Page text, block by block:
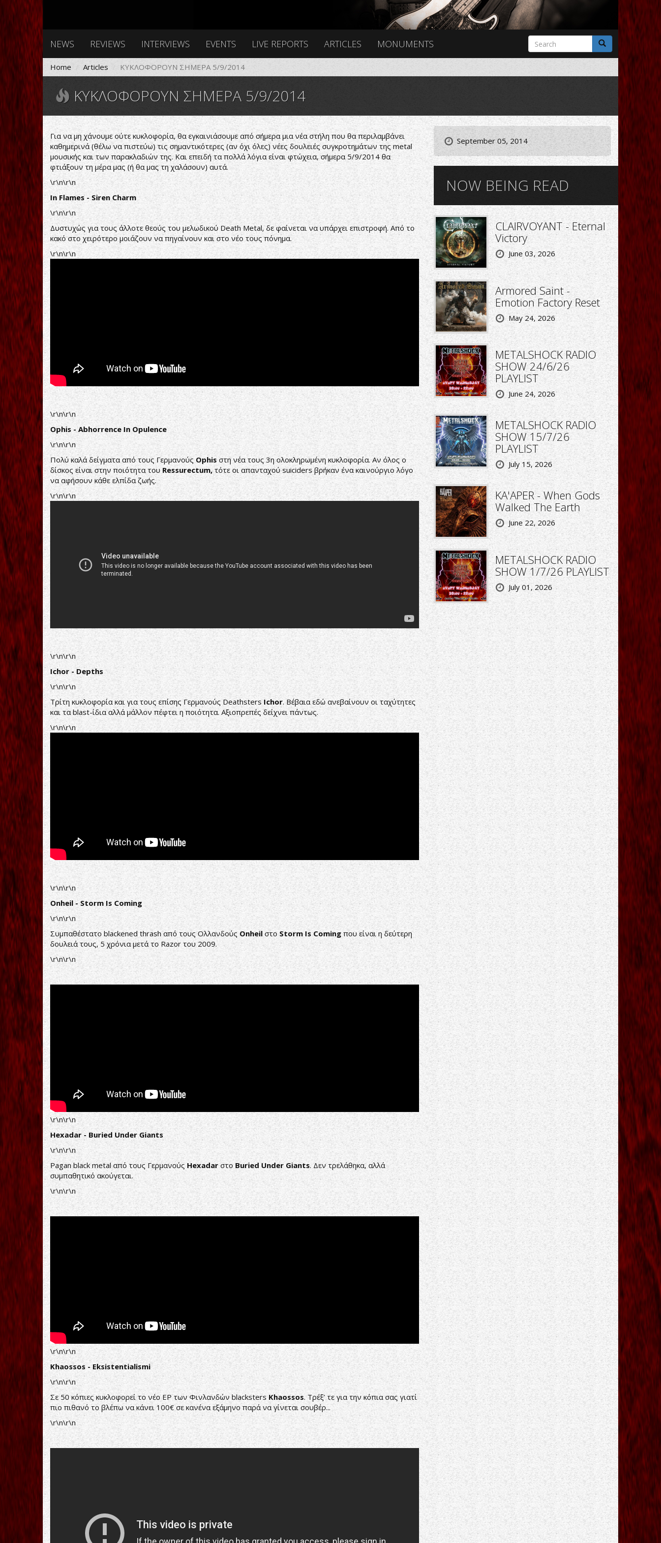
NEWS REVIEWS INTERVIEWS EVENTS LIVE REPORTS ARTICLES MONUMENTS
Search
form
Search
Home Articles ΚΥΚΛΟΦΟΡΟΥΝ ΣΗΜΕΡΑ 5/9/2014
ΚΥΚΛΟΦΟΡΟΥΝ ΣΗΜΕΡΑ 5/9/2014
Για να μη χάνουμε ούτε κυκλοφορία, θα εγκαινιάσουμε από σήμερα μια νέα στήλη που θα περιλαμβάνει
καθημερινά (θέλω να πιστεύω) τις σημαντικότερες (αν όχι όλες) νέες δουλειές συγκροτημάτων της metal
μουσικής και των παρακλαδιών της. Και επειδή τα πολλά λόγια είναι φτώχεια, σήμερα 5/9/2014 θα
φτιάξουν τη μέρα μας (ή θα μας τη χαλάσουν) αυτά.
\r\n\r\n
In Flames - Siren Charm
\r\n\r\n
Δυστυχώς για τους άλλοτε θεούς του μελωδικού Death Metal, δε φαίνεται να υπάρχει επιστροφή. Από το
κακό στο χειρότερο μοιάζουν να πηγαίνουν και στο νέο τους πόνημα.
\r\n\r\n
\r\n\r\n
Ophis - Abhorrence In Opulence
\r\n\r\n
Πολύ καλά δείγματα από τους ΓερμανούςOphis στη νέα τους 3η ολοκληρωμένη κυκλοφορία. Αν όλος ο
δίσκος είναι στην ποιότητα του Ressurectum,τότε οι απανταχού suiciders βρήκαν ένα καινούργιο λόγο
να αφήσουν κάθε ελπίδα ζωής.
\r\n\r\n
\r\n\r\n
Ichor - Depths
\r\n\r\n
Τρίτη κυκλοφορία και για τους επίσης Γερμανούς DeathstersIchor. Βέβαια εδώ ανεβαίνουν οι ταχύτητες
και τα blast-ίδια αλλά μάλλον πέφτει η ποιότητα. Αξιοπρεπές δείχνει πάντως.
\r\n\r\n
\r\n\r\n
Onheil - Storm Is Coming
\r\n\r\n
Συμπαθέστατο blackened thrash από τους ΟλλανδούςOnheil στοStorm Is Coming που είναι η δεύτερη
δουλειά τους, 5 χρόνια μετά το Razor του 2009.
\r\n\r\n
\r\n\r\n
Hexadar - Buried Under Giants
\r\n\r\n
Pagan black metal από τους Γερμανούς HexadarστοBuried Under Giants. Δεν τρελάθηκα, αλλά
συμπαθητικό ακούγεται.
\r\n\r\n
\r\n\r\n
Khaossos - Eksistentialismi
\r\n\r\n
Σε 50 κόπιες κυκλοφορεί το νέο EP των Φινλανδών blackstersKhaossos. Τρέξ’ τε για την κόπια σας γιατί
πιο πιθανό το βλέπω να κάνει 100€ σε κανένα εξάμηνο παρά να γίνεται σουβέρ...
\r\n\r\n
September 05, 2014
NOW BEING READ
CLAIRVOYANT - Eternal
Victory
June 03, 2026
Armored Saint -
Emotion Factory Reset
May 24, 2026
METALSHOCK RADIO
SHOW 24/6/26
PLAYLIST
June 24, 2026
METALSHOCK RADIO
SHOW 15/7/26
PLAYLIST
July 15, 2026
KA'APER - When Gods
Walked The Earth
June 22, 2026
METALSHOCK RADIO
SHOW 1/7/26 PLAYLIST
July 01, 2026